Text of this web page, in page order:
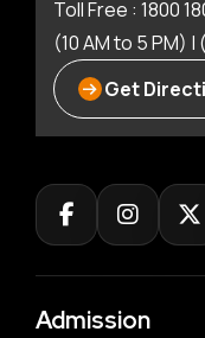
Toll Free : 1800
(10 AM to 5 PM)
Get
Admission